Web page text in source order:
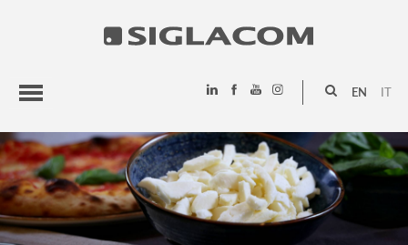
EN
HIGHLIGHTS
PROJECTS
SIGLACOM